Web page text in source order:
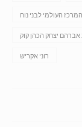
המרכז העולמי לבני נוח
אברהם יצחק הכהן קוק
רוני אקריש